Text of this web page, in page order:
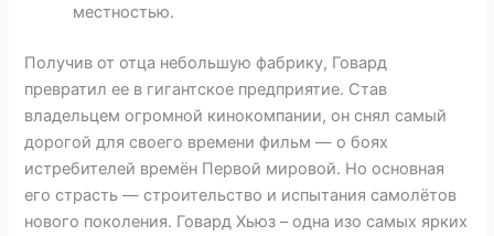
местностью.
Получив от отца небольшую фабрику, Говард
превратил ее в гигантское предприятие. Став
владельцем огромной кинокомпании, он снял самый
дорогой для своего времени фильм — о боях
истребителей времён Первой мировой. Но основная
его страсть — строительство и испытания самолётов
нового поколения. Говард Хьюз – одна изо самых ярких